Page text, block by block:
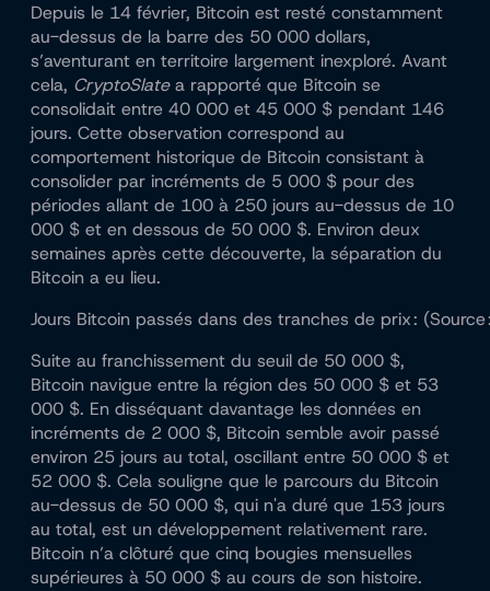
Depuis le 14 février, Bitcoin est resté constamment
au-dessus de la barre des 50 000 dollars,
s’aventurant en territoire largement inexploré. Avant
cela, CryptoSlatea rapporté que Bitcoin se
consolidait entre 40 000 et 45 000 $ pendant 146
jours. Cette observation correspond au
comportement historique de Bitcoin consistant à
consolider par incréments de 5 000 $ pour des
périodes allant de 100 à 250 jours au-dessus de 10
000 $ et en dessous de 50 000 $. Environ deux
semaines après cette découverte, la séparation du
Bitcoin a eu lieu.
Jours Bitcoin passés dans des tranches de prix : (Source
Suite au franchissement du seuil de 50 000 $,
Bitcoin navigue entre la région des 50 000 $ et 53
000 $. En disséquant davantage les données en
incréments de 2 000 $, Bitcoin semble avoir passé
environ 25 jours au total, oscillant entre 50 000 $ et
52 000 $. Cela souligne que le parcours du Bitcoin
au-dessus de 50 000 $, qui n'a duré que 153 jours
au total, est un développement relativement rare.
Bitcoin n’a clôturé que cinq bougies mensuelles
supérieures à 50 000 $ au cours de son histoire.